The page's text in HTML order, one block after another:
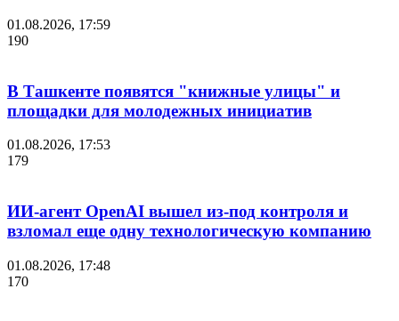
01.08.2026, 17:59
190
В Ташкенте появятся "книжные улицы" и
площадки для молодежных инициатив
01.08.2026, 17:53
179
ИИ-агент OpenAI вышел из-под контроля и
взломал еще одну технологическую компанию
01.08.2026, 17:48
170